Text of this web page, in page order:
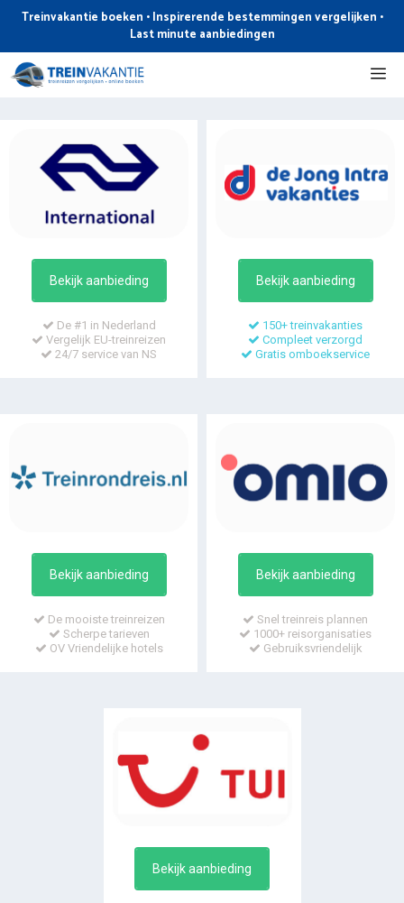
de
inhoud
Treinvakantie boeken • Inspirerende bestemmingen vergelijken •
Last minute aanbiedingen
Bekijk aanbieding
De #1 in Nederland
Vergelijk EU-treinreizen
24/7 service van NS
Bekijk aanbieding
150+ treinvakanties
Compleet verzorgd
Gratis omboekservice
Bekijk aanbieding
De mooiste treinreizen
Scherpe tarieven
OV Vriendelijke hotels
Bekijk aanbieding
Snel treinreis plannen
1000+ reisorganisaties
Gebruiksvriendelijk
Bekijk aanbieding